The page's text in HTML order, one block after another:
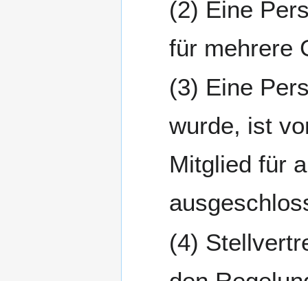
Eine
für mehrere
Eine
wurde, ist
Mitglied für